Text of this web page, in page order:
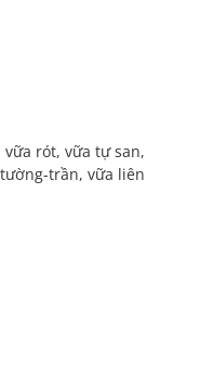
rót, vữa tự san,
trần, vữa liên